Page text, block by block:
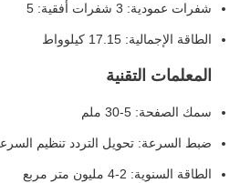
شفرات عمودية: 3 شفرات أفقية: 5
الطاقة الإجمالية: 17.15 كيلوواط
المعلمات التقنية
سمك الصفحة: 5-30 ملم
ضبط السرعة: تحويل التردد تنظيم
الطاقة السنوية: 2-4 مليون متر مربع